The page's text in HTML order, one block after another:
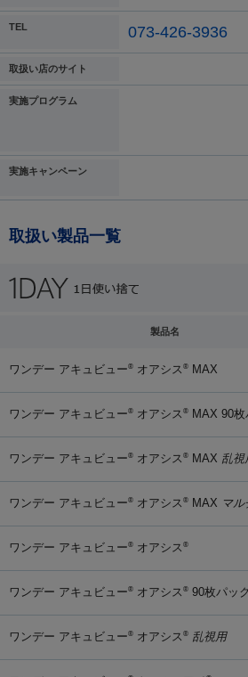
TEL 073-426-3936
取扱い店のサイト
実施プログラム
実施キャンペーン
取扱い製品一覧
製品名
ワンデー アキュビュー® オアシス ® MAX
ワンデー アキュビュー® オアシス ® MAX 90枚
ワンデー アキュビュー® オアシス ® MAX 乱視
ワンデー アキュビュー® オアシス ® MAX マ
ワンデー アキュビュー® オアシス ®
ワンデー アキュビュー® オアシス ® 90枚パック
ワンデー アキュビュー® オアシス ® 乱視用